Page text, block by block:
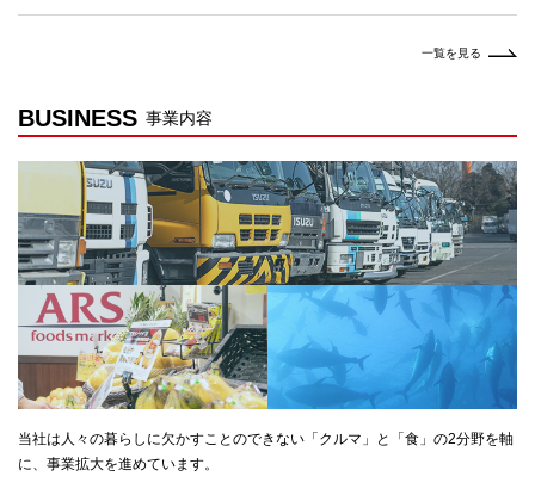
一覧を見る
BUSINESS 事業内容
当社は人々の暮らしに欠かすことのできない「クルマ」と「食」の2分野を軸
に、事業拡大を進めています。